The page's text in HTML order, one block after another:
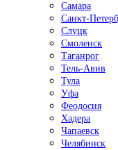
Самара
Санкт-
Слуцк
Смоленск
Таганрог
Тель-Авив
Тула
Уфа
Феодосия
Хадера
Чапаевск
Челябинск